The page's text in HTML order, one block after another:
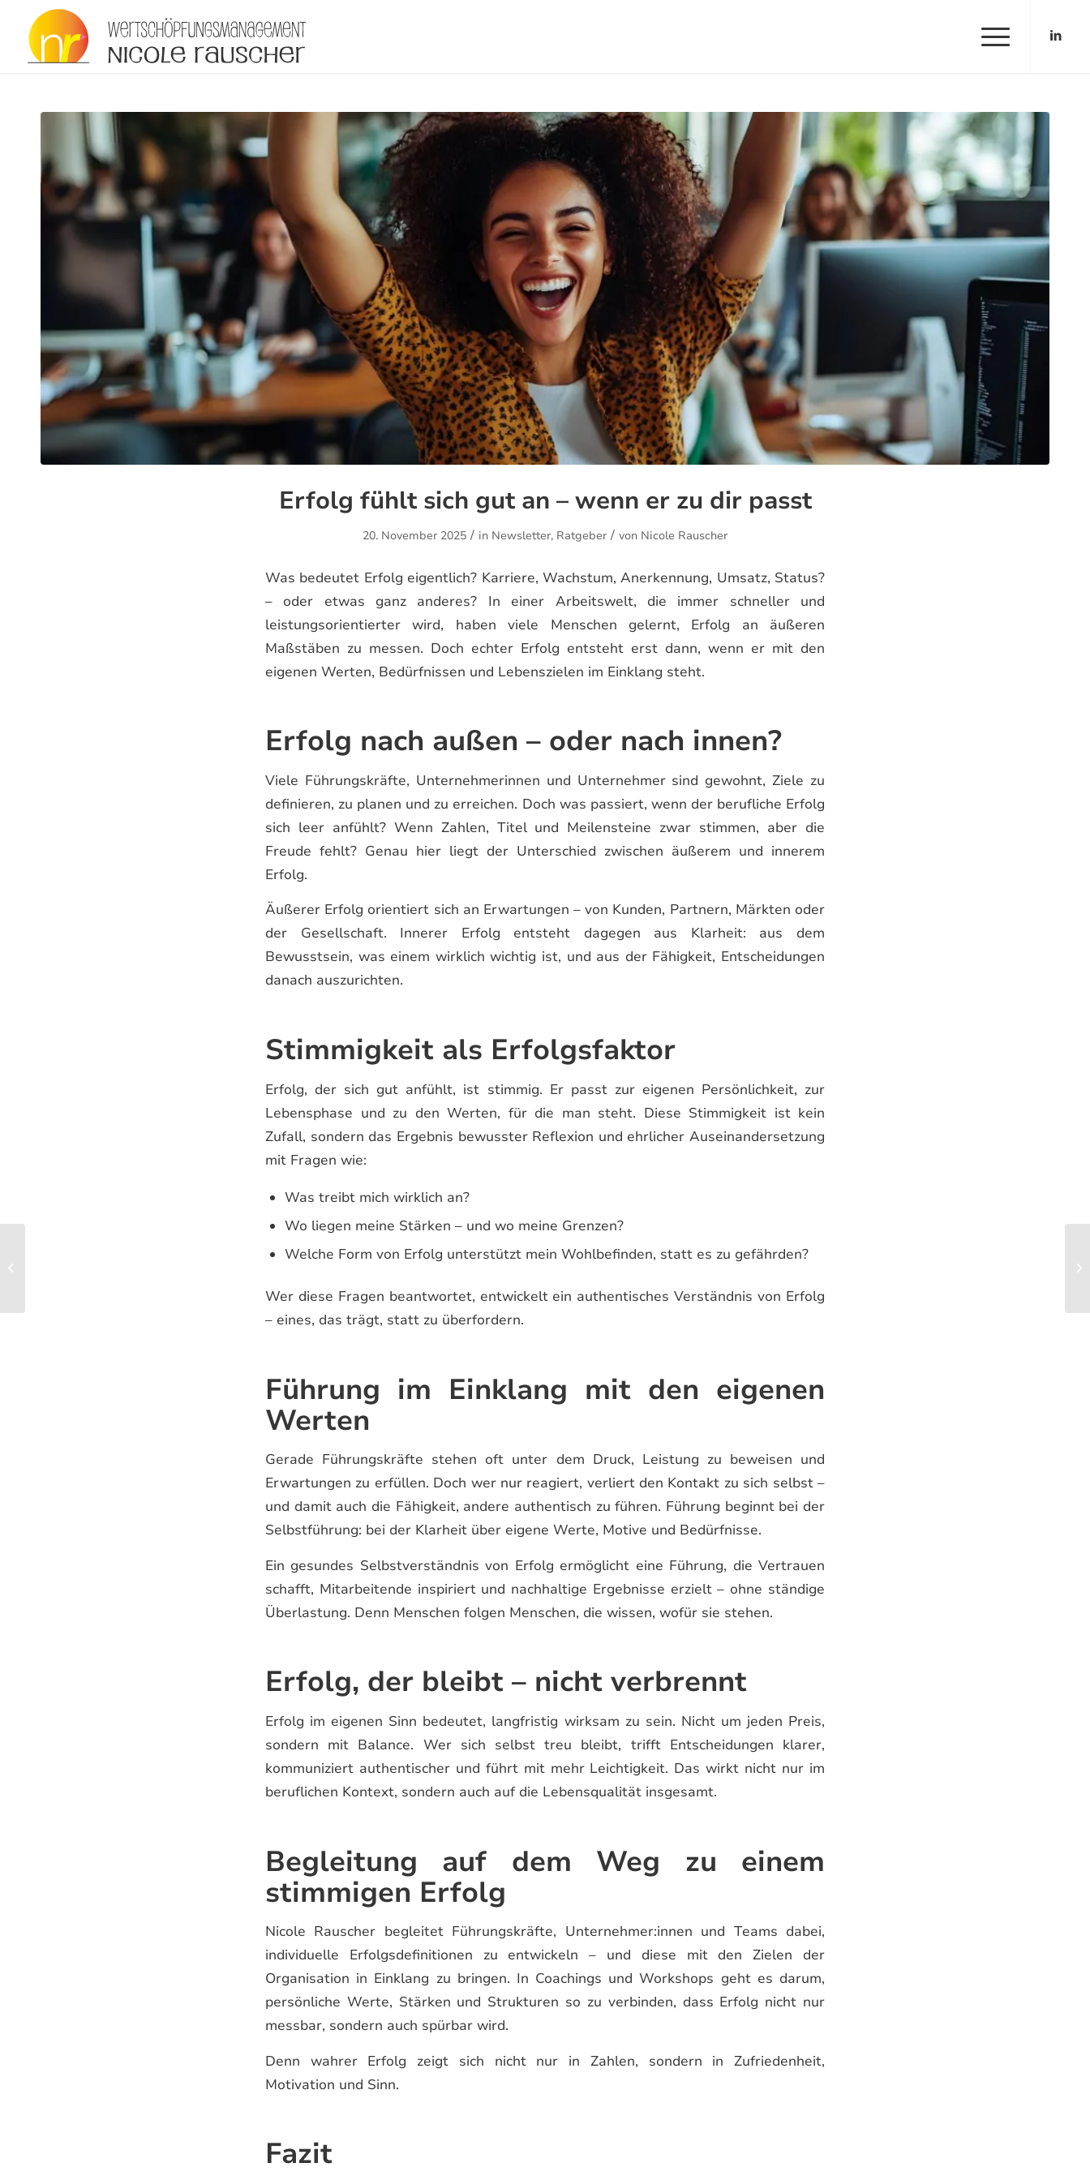
Erfolg fühlt sich gut an – wenn er zu dir passt
20. November 2025 / in Newsletter, Ratgeber / von Nicole Rauscher
Was bedeutet Erfolg eigentlich? Karriere, Wachstum, Anerkennung, Umsatz, Status?
– oder etwas ganz anderes? In einer Arbeitswelt, die immer schneller und
leistungsorientierter wird, haben viele Menschen gelernt, Erfolg an äußeren
Maßstäben zu messen. Doch echter Erfolg entsteht erst dann, wenn er mit den
eigenen Werten, Bedürfnissen und Lebenszielen im Einklang steht.
Erfolg nach außen – oder nach innen?
Viele Führungskräfte, Unternehmerinnen und Unternehmer sind gewohnt, Ziele zu
definieren, zu planen und zu erreichen. Doch was passiert, wenn der berufliche Erfolg
sich leer anfühlt? Wenn Zahlen, Titel und Meilensteine zwar stimmen, aber die
Freude fehlt? Genau hier liegt der Unterschied zwischen äußerem und innerem
Erfolg.
Äußerer Erfolg orientiert sich an Erwartungen – von Kunden, Partnern, Märkten oder
der Gesellschaft. Innerer Erfolg entsteht dagegen aus Klarheit: aus dem
Bewusstsein, was einem wirklich wichtig ist, und aus der Fähigkeit, Entscheidungen
danach auszurichten.
Stimmigkeit als Erfolgsfaktor
Erfolg, der sich gut anfühlt, ist stimmig. Er passt zur eigenen Persönlichkeit, zur
Lebensphase und zu den Werten, für die man steht. Diese Stimmigkeit ist kein
Zufall, sondern das Ergebnis bewusster Reflexion und ehrlicher Auseinandersetzung
mit Fragen wie:
Was treibt mich wirklich an?
Wo liegen meine Stärken – und wo meine Grenzen?
Welche Form von Erfolg unterstützt mein Wohlbefinden, statt es zu gefährden?
Wer diese Fragen beantwortet, entwickelt ein authentisches Verständnis von Erfolg
– eines, das trägt, statt zu überfordern.
Führung im Einklang mit den eigenen
Werten
Gerade Führungskräfte stehen oft unter dem Druck, Leistung zu beweisen und
Erwartungen zu erfüllen. Doch wer nur reagiert, verliert den Kontakt zu sich selbst –
und damit auch die Fähigkeit, andere authentisch zu führen. Führung beginnt bei der
Selbstführung: bei der Klarheit über eigene Werte, Motive und Bedürfnisse.
Ein gesundes Selbstverständnis von Erfolg ermöglicht eine Führung, die Vertrauen
schafft, Mitarbeitende inspiriert und nachhaltige Ergebnisse erzielt – ohne ständige
Überlastung. Denn Menschen folgen Menschen, die wissen, wofür sie stehen.
Erfolg, der bleibt – nicht verbrennt
Erfolg im eigenen Sinn bedeutet, langfristig wirksam zu sein. Nicht um jeden Preis,
sondern mit Balance. Wer sich selbst treu bleibt, trifft Entscheidungen klarer,
kommuniziert authentischer und führt mit mehr Leichtigkeit. Das wirkt nicht nur im
beruflichen Kontext, sondern auch auf die Lebensqualität insgesamt.
Begleitung auf dem Weg zu einem
stimmigen Erfolg
Nicole Rauscher begleitet Führungskräfte, Unternehmer:innen und Teams dabei,
individuelle Erfolgsdefinitionen zu entwickeln – und diese mit den Zielen der
Organisation in Einklang zu bringen. In Coachings und Workshops geht es darum,
persönliche Werte, Stärken und Strukturen so zu verbinden, dass Erfolg nicht nur
messbar, sondern auch spürbar wird.
Denn wahrer Erfolg zeigt sich nicht nur in Zahlen, sondern in Zufriedenheit,
Motivation und Sinn.
Fazit